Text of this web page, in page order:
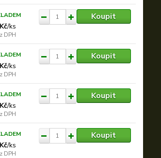
/ks
DPH
Koupit
/ks
DPH
Koupit
/ks
DPH
Koupit
/ks
DPH
Koupit